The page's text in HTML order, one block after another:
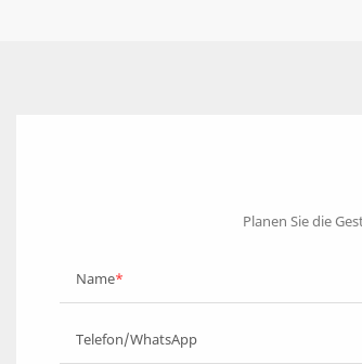
Planen Sie die
Name
Telefon/WhatsApp